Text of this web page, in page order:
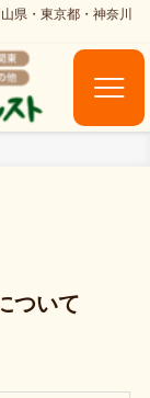
ついて